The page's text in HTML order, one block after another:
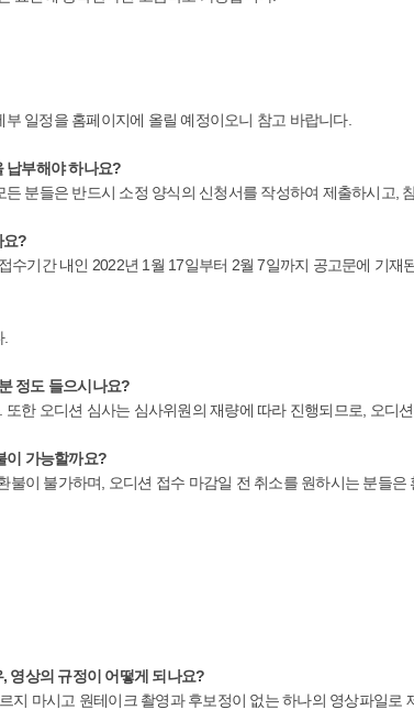
일정을 홈페이지에 올릴 예정이오니 참고 바랍니다.
납부해야 하나요?
분들은 반드시 소정 양식의 신청서를 작성하여 제출하시고,
요?
수기간 내인 2022년 1월 17일부터 2월 7일까지 공고문에 기재
정도 들으시나요?
한 오디션 심사는 심사위원의 재량에 따라 진행되므로, 오디
이 가능할까요?
불이 불가하며, 오디션 접수 마감일 전 취소를 원하시는 분들
영상의 규정이 어떻게 되나요?
지 마시고 원테이크 촬영과 후보정이 없는 하나의 영상파일로